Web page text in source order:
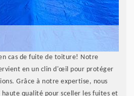
cas de fuite de toiture! Notre
en un clin d'œil pour protéger
Grâce à notre expertise, nous
haute qualité pour sceller les fuites et